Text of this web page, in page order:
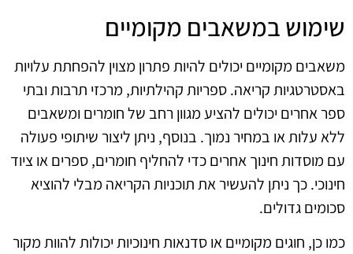
שימוש במשאבים מקומיים
משאבים מקומיים יכולים להיות פתרון מצוין להפחתת עלויות
באסטרטגיות קריאה. ספריות קהילתיות, מרכזי תרבות ובתי
ספר אחרים יכולים להציע מגוון רחב של חומרים ומשאבים
ללא עלות או במחיר נמוך. בנוסף, ניתן ליצור שיתופי פעולה
עם מוסדות חינוך אחרים כדי להחליף חומרים, ספרים או ציוד
חינוכי. כך ניתן להעשיר את תוכניות הקריאה מבלי להוציא
סכומים גדולים.
כמו כן, חוגים מקומיים או סדנאות חינוכיות יכולות להוות מקור